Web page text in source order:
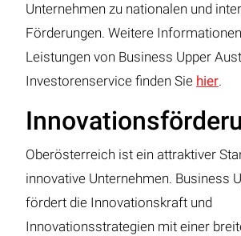
Unternehmen zu nationalen und
Förderungen. Weitere
Leistungen von Business Upper
Investorenservice finden Sie hier.
Oberösterreich ist ein attraktiver
innovative Unternehmen. Business
fördert die Innovationskraft und
Innovationsstrategien mit einer